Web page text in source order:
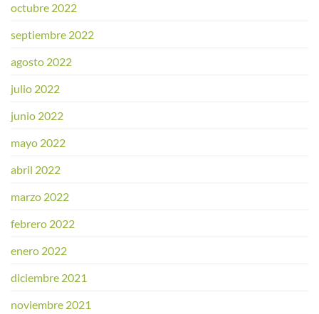
octubre 2022
septiembre 2022
agosto 2022
julio 2022
junio 2022
mayo 2022
abril 2022
marzo 2022
febrero 2022
enero 2022
diciembre 2021
noviembre 2021